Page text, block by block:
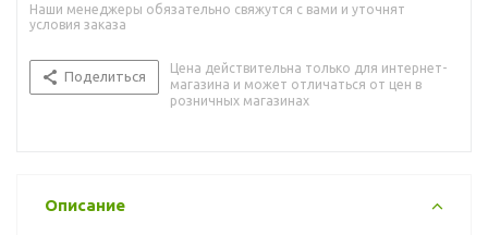
Наши менеджеры обязательно свяжутся с вами и уточнят
условия заказа
Поделиться
Цена действительна только для интернет-
магазина и может отличаться от цен в
розничных магазинах
Описание